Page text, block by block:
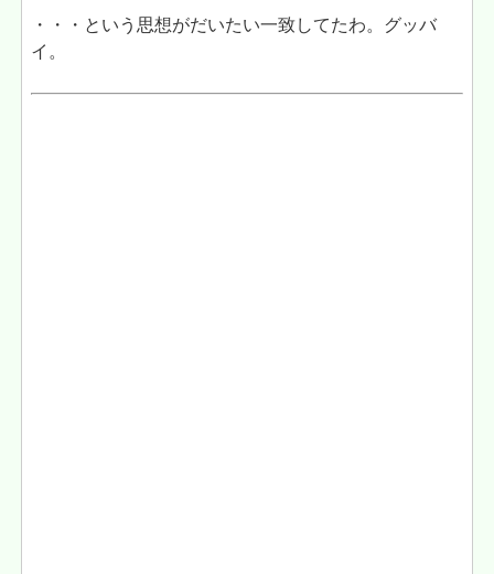
・・・という思想がだいたい一致してたわ。グッバ
イ。